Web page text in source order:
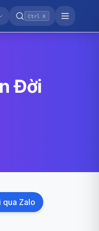
Ctrl K
Đời
qua Zalo